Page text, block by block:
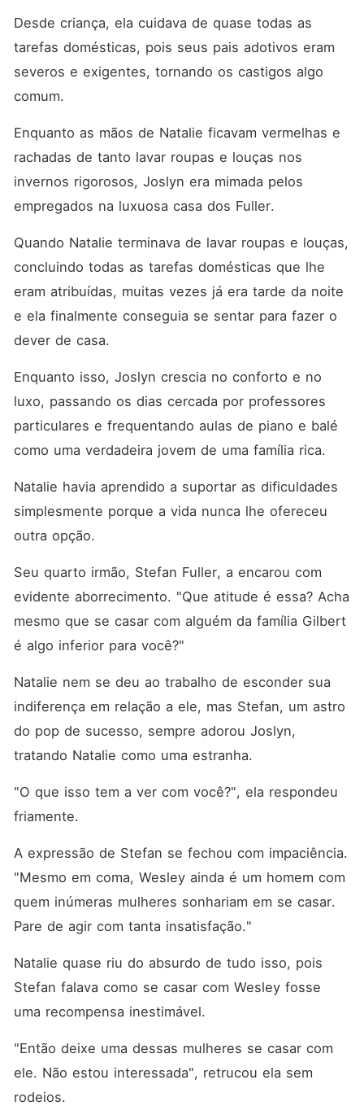
Desde criança, ela cuidava de quase todas as
tarefas domésticas, pois seus pais adotivos eram
severos e exigentes, tornando os castigos algo
comum.
Enquanto as mãos de Natalie ficavam vermelhas e
rachadas de tanto lavar roupas e louças nos
invernos rigorosos, Joslyn era mimada pelos
empregados na luxuosa casa dos Fuller.
Quando Natalie terminava de lavar roupas e louças,
concluindo todas as tarefas domésticas que lhe
eram atribuídas, muitas vezes já era tarde da noite
e ela finalmente conseguia se sentar para fazer o
dever de casa.
Enquanto isso, Joslyn crescia no conforto e no
luxo, passando os dias cercada por professores
particulares e frequentando aulas de piano e balé
como uma verdadeira jovem de uma família rica.
Natalie havia aprendido a suportar as dificuldades
simplesmente porque a vida nunca lhe ofereceu
outra opção.
Seu quarto irmão, Stefan Fuller, a encarou com
evidente aborrecimento. "Que atitude é essa? Acha
mesmo que se casar com alguém da família Gilbert
é algo inferior para você?"
Natalie nem se deu ao trabalho de esconder sua
indiferença em relação a ele, mas Stefan, um astro
do pop de sucesso, sempre adorou Joslyn,
tratando Natalie como uma estranha.
"O que isso tem a ver com você?", ela respondeu
friamente.
A expressão de Stefan se fechou com impaciência.
"Mesmo em coma, Wesley ainda é um homem com
quem inúmeras mulheres sonhariam em se casar.
Pare de agir com tanta insatisfação."
Natalie quase riu do absurdo de tudo isso, pois
Stefan falava como se casar com Wesley fosse
uma recompensa inestimável.
"Então deixe uma dessas mulheres se casar com
ele. Não estou interessada", retrucou ela sem
rodeios.